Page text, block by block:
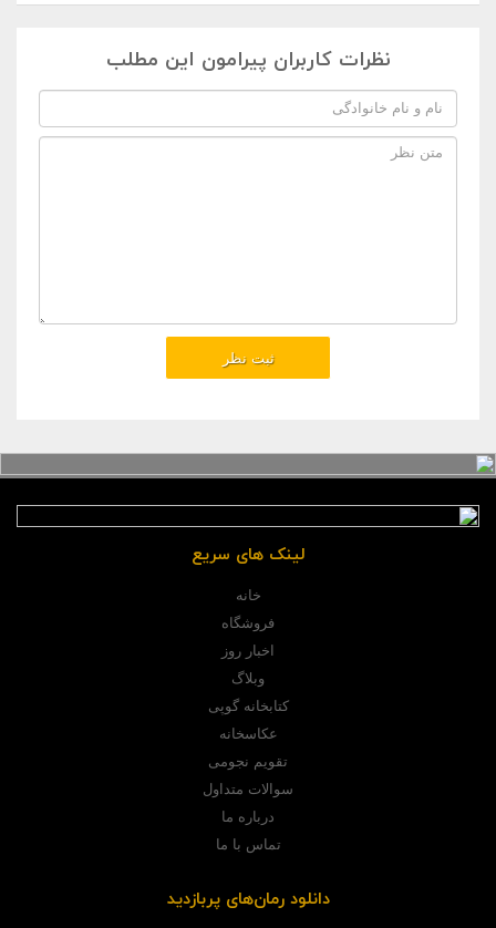
نظرات کاربران پیرامون این مطلب
لینک های سریع
خانه
فروشگاه
اخبار روز
وبلاگ
کتابخانه گوپی
عکاسخانه
تقویم نجومی
سوالات متداول
درباره ما
تماس با ما
دانلود رمان‌های پربازدید